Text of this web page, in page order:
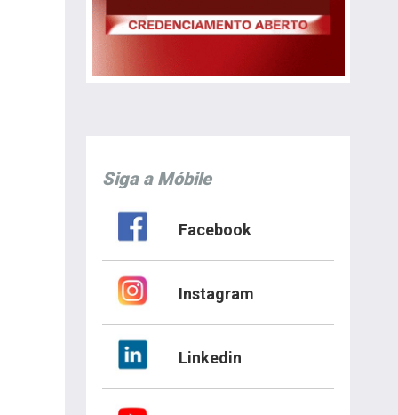
Siga a Móbile
Facebook
Instagram
Linkedin